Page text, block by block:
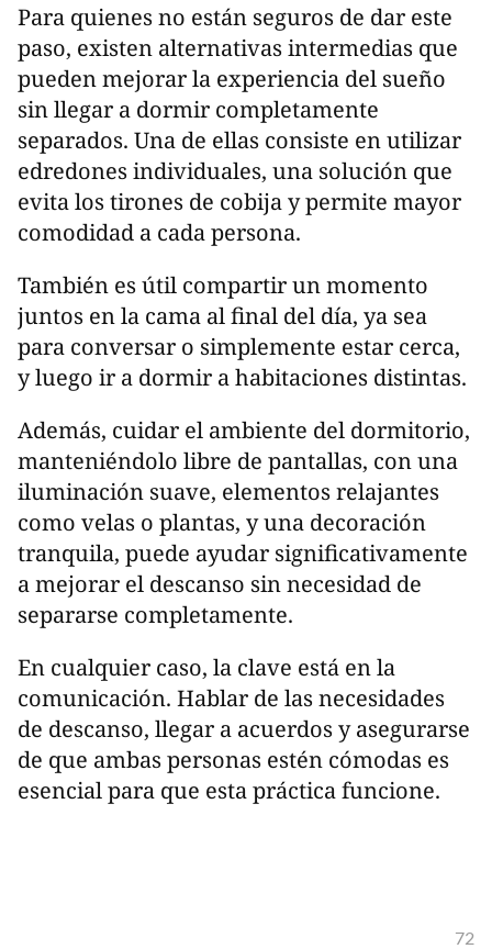
Para quienes no están seguros de dar este
paso, existen alternativas intermedias que
pueden mejorar la experiencia del sueño
sin llegar a dormir completamente
separados. Una de ellas consiste en utilizar
edredones individuales, una solución que
evita los tirones de cobija y permite mayor
comodidad a cada persona.
También es útil compartir un momento
juntos en la cama al final del día, ya sea
para conversar o simplemente estar cerca,
y luego ir a dormir a habitaciones distintas.
Además, cuidar el ambiente del dormitorio,
manteniéndolo libre de pantallas, con una
iluminación suave, elementos relajantes
como velas o plantas, y una decoración
tranquila, puede ayudar significativamente
a mejorar el descanso sin necesidad de
separarse completamente.
En cualquier caso, la clave está en la
comunicación. Hablar de las necesidades
de descanso, llegar a acuerdos y asegurarse
de que ambas personas estén cómodas es
esencial para que esta práctica funcione.
72